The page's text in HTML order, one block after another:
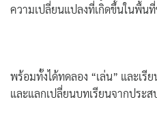
ความเปลี่ยนแปลงที่เกิดขึ้นในพื้น
พร้อมทั้งได้ทดลอง “เล่น” และเ
และแลกเปลี่ยนบทเรียนจากประ